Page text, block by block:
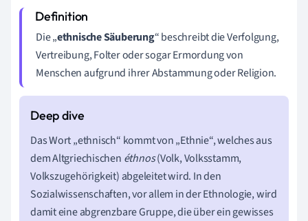
Die „ethnische Säuberung“beschreibt die Verfolgung,
Vertreibung, Folter oder sogar Ermordung von
Menschen aufgrund ihrer Abstammung oder Religion.
Das Wort „ethnisch“ kommt von „Ethnie“, welches aus
dem Altgriechischen éthnos(Volk, Volksstamm,
Volkszugehörigkeit) abgeleitet wird. In den
Sozialwissenschaften, vor allem in der Ethnologie, wird
damit eine abgrenzbare Gruppe, die über ein gewisses